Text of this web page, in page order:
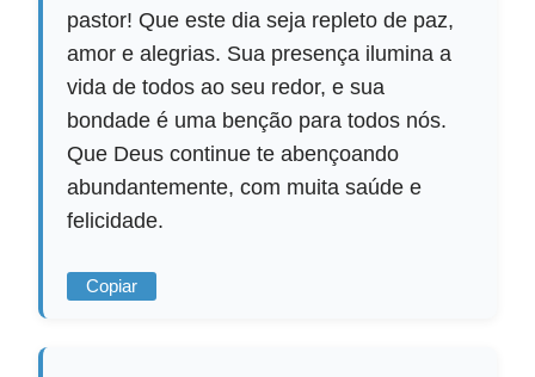
pastor! Que este dia seja repleto de paz,
amor e alegrias. Sua presença ilumina a
vida de todos ao seu redor, e sua
bondade é uma benção para todos nós.
Que Deus continue te abençoando
abundantemente, com muita saúde e
felicidade.
Copiar